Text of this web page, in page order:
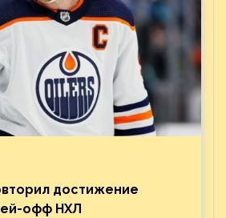
достижение
офф НХЛ